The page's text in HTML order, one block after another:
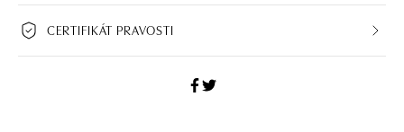
CERTIFIKÁT PRAVOSTI